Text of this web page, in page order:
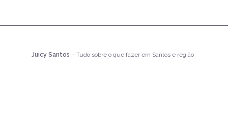
Juicy Santos - Tudo sobre o que fazer em Santos e região